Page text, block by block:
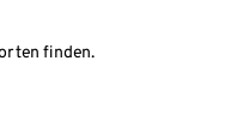
finden.